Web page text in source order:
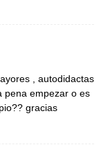
, autodidactas
pena empezar o es
gracias